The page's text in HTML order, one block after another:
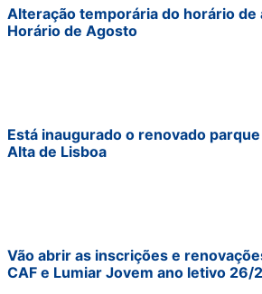
Alteração temporária do horário de
Horário de Agosto
Está inaugurado o renovado
Alta de Lisboa
Vão abrir as inscrições e
CAF e Lumiar Jovem ano letivo 26/